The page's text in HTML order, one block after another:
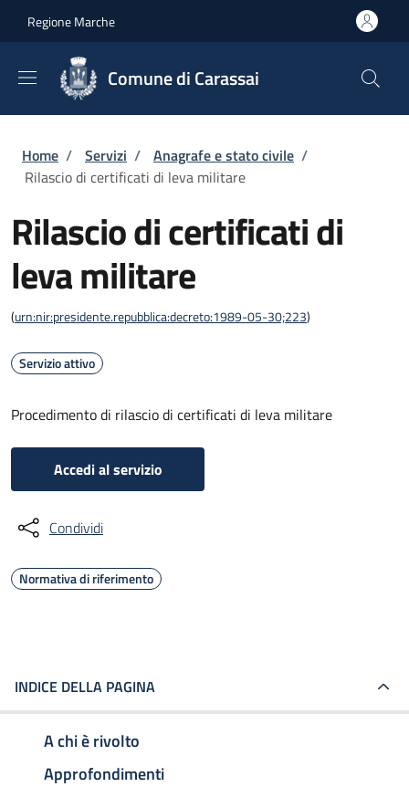
Regione Marche
Comune di Carassai
Briciole di pane
Home / Servizi / Anagrafe e stato civile /
Rilascio di certificati di leva militare
Rilascio di certificati di
leva militare
(urn:nir:presidente.repubblica:decreto:1989-05-30;223)
Servizio attivo
Procedimento di rilascio di certificati di leva militare
Accedi al servizio
Condividi
Normativa di riferimento
INDICE DELLA PAGINA
A chi è rivolto
Approfondimenti